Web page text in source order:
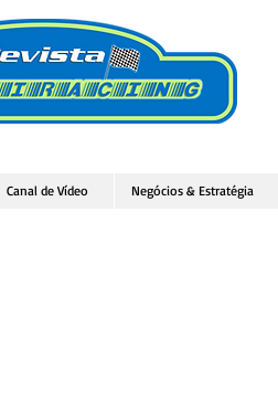
Canal de Vídeo Negócios & Estratégia